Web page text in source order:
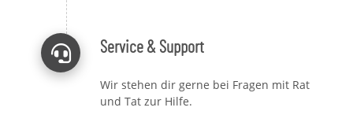
Service & Support
Wir stehen dir gerne bei Fragen mit Rat
und Tat zur Hilfe.